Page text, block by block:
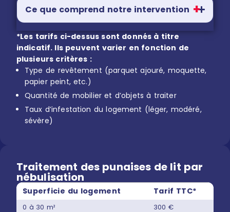
Ce que comprend notre intervention
*Les tarifs ci-dessus sont donnés à titre
indicatif. Ils peuvent varier en fonction de
plusieurs critères :
Type de revêtement (parquet ajouré, moquette,
papier peint, etc.)
Quantité de mobilier et d’objets à traiter
Taux d’infestation du logement (léger, modéré,
sévère)
Traitement des punaises de lit par
nébulisation
Superficie du logement Tarif TTC*
0 à 30 m²
300 €